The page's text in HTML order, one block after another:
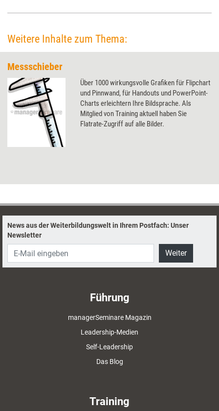
Weitere Inhalte zum Thema:
Messschieber
Über 1000 wirkungsvolle Grafiken für Flipchart
und Pinnwand, für Handouts und PowerPoint-
Charts erleichtern Ihre Bildsprache. Als
Mitglied von Training aktuell haben Sie
Flatrate-Zugriff auf alle Bilder.
News aus der Weiterbildungswelt in Ihrem Postfach: Unser
Newsletter
Weiter
Führung
managerSeminare Magazin
Leadership-Medien
Self-Leadership
Das Blog
Training